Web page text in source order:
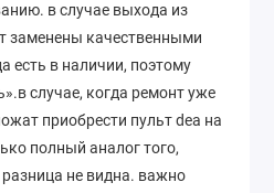
в случае выхода из
заменены качественными
есть в наличии, поэтому
случае, когда ремонт уже
приобрести пульт dea на
полный аналог того,
не видна. важно